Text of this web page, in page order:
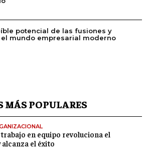
potencial de las fusiones y
mundo empresarial moderno
MÁS POPULARES
en equipo revoluciona el
el éxito